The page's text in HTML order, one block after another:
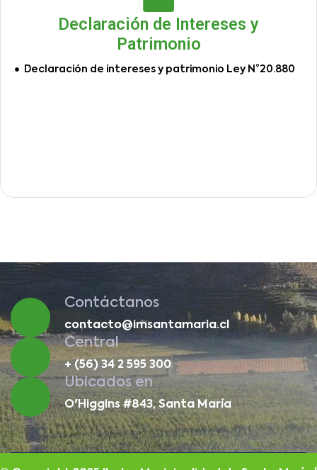
Declaración de Intereses y
Patrimonio
Declaración de intereses y patrimonio Ley N°20.880
Contáctanos
contacto@imsantamaria.cl
Central
+ (56) 34 2 595 300
Ubicados en
O'Higgins #843, Santa María